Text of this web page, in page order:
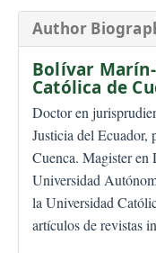
Author
Bolívar
Católica de
Doctor en
Justicia del Ecuador,
Cuenca. Magister
Universidad
la Universidad
artículos de revistas